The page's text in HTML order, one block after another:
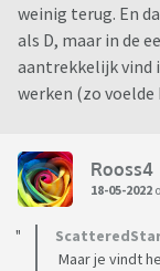
weinig terug. En
als D, maar in de
aantrekkelijk vind
werken (zo
Rooss4
18-05-2022
Maar je vindt